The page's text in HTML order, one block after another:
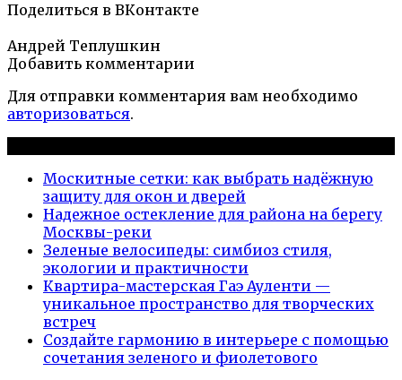
Поделиться в ВКонтакте
Андрей Теплушкин
Добавить комментарии
Для отправки комментария вам необходимо
авторизоваться.
Москитные сетки: как выбрать надёжную
защиту для окон и дверей
Надежное остекление для района на берегу
Москвы-реки
Зеленые велосипеды: симбиоз стиля,
экологии и практичности
Квартира-мастерская Гаэ Ауленти —
уникальное пространство для творческих
встреч
Создайте гармонию в интерьере с помощью
сочетания зеленого и фиолетового